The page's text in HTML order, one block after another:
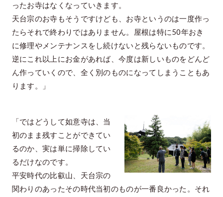
ったお寺はなくなっていきます。
天台宗のお寺もそうですけども、お寺というのは一度作っ
たらそれで終わりではありません。屋根は特に50年おき
に修理やメンテナンスをし続けないと残らないものです。
逆にこれ以上にお金があれば、今度は新しいものをどんど
ん作っていくので、全く別のものになってしまうこともあ
ります。」
「ではどうして如意寺は、当
初のまま残すことができてい
るのか、実は単に掃除してい
るだけなのです。
平安時代の比叡山、天台宗の
関わりのあったその時代当初のものが一番良かった。それ